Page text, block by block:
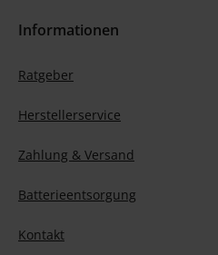
Informationen
Ratgeber
Herstellerservice
Zahlung & Versand
Batterieentsorgung
Kontakt